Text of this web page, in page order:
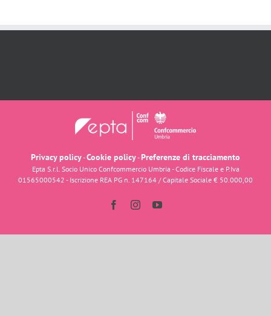
Privacy policy-Cookie policy-Preferenze di tracciamento
Epta S.r.l. Socio Unico Confcommercio Umbria - Codice Fiscale e P.Iva
01565000542 - Iscrizione REA PG n. 147164 / Capitale Sociale € 50.000,00
FacebookInstagramYouTube